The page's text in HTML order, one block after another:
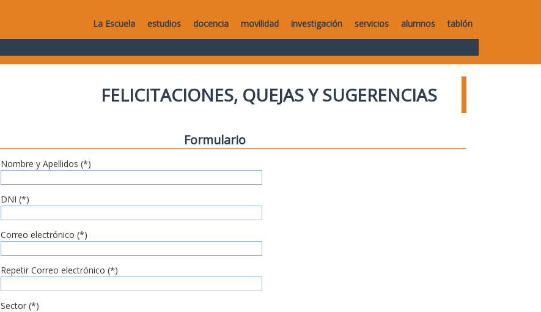
La Escuela estudios docencia movilidad investigación servicios alumnos tablón
FELICITACIONES, QUEJAS Y SUGERENCIAS
Formulario
Nombre y Apellidos (*)
DNI (*)
Correo electrónico (*)
Repetir Correo electrónico (*)
Sector (*)